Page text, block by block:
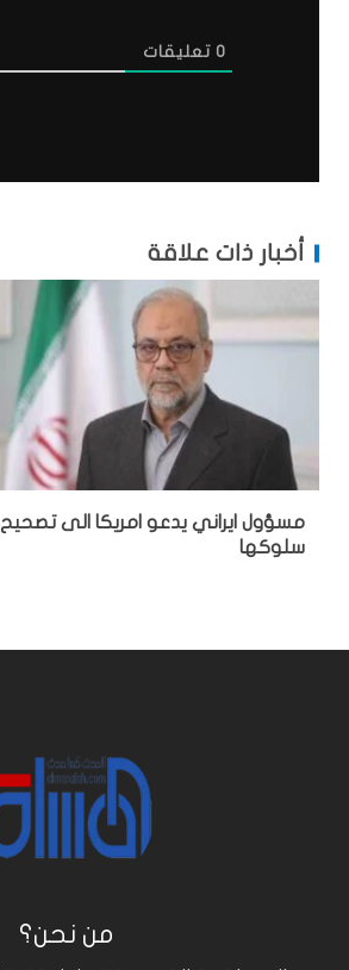
0 تعليقات
أخبار ذات علاقة
مسؤول ايراني يدعو امريكا الى تصحيح
سلوكها
من نحن؟